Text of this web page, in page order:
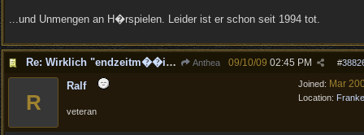
...und Unmengen an H�rspielen. Leider ist er schon seit 1994 tot.
Re: Wirklich "endzeitm��ig", oder was?! Anthea #
09/10/09 02:45 PM
Joined: Mar
Location:
R
Ralf
veteran